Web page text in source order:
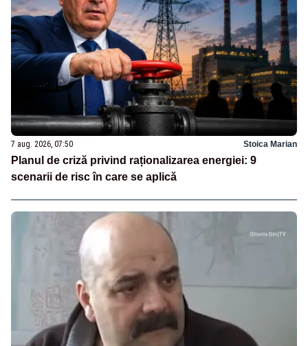
7 aug. 2026, 07:50 Stoica Marian
Planul de criză privind raționalizarea energiei: 9
scenarii de risc în care se aplică